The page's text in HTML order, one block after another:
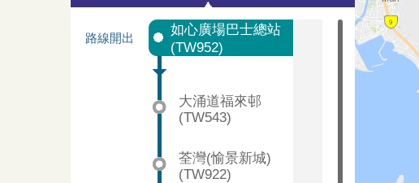
路線開出
如心廣場巴士總站
(TW952)
大涌道福來邨
(TW543)
荃灣(愉景新城)
(TW922)